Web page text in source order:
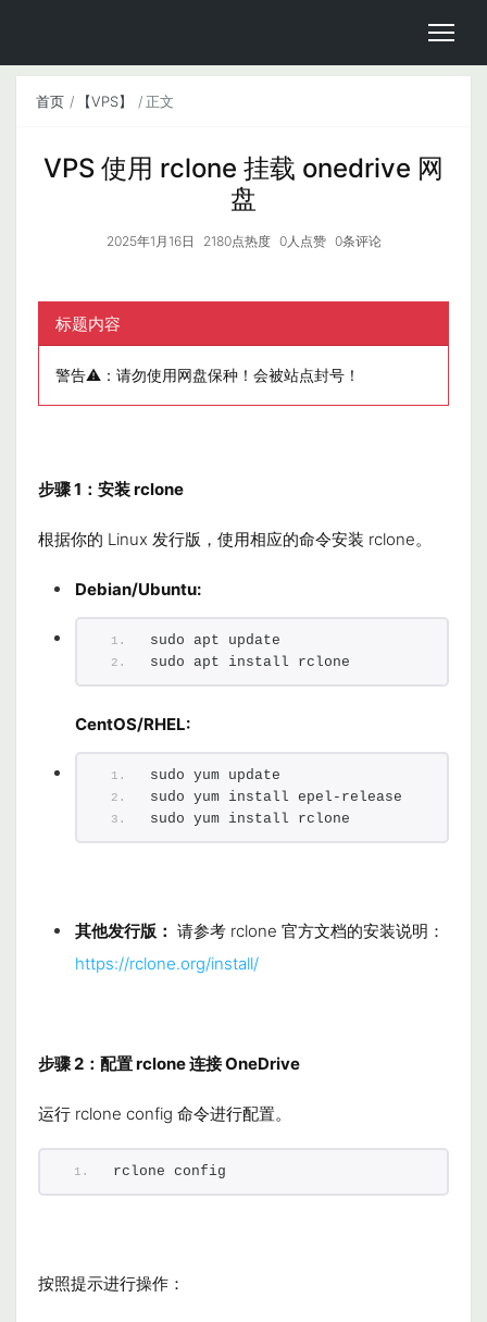
首页 【VPS】 正文
VPS 使用 rclone 挂载 onedrive 网
盘
2025年1月16日 2180点热度 0人点赞 0条评论
标题内容
警告⚠️：请勿使用网盘保种！会被站点封号！
步骤 1：安装 rclone
根据你的 Linux 发行版，使用相应的命令安装 rclone。
Debian/Ubuntu:
sudo apt update
sudo apt install rclone
CentOS/RHEL:
sudo yum update
sudo yum install epel-release
sudo yum install rclone
其他发行版： 请参考 rclone 官方文档的安装说明：
https://rclone.org/install/
步骤 2：配置 rclone 连接 OneDrive
运行 rclone config 命令进行配置。
rclone config
按照提示进行操作：